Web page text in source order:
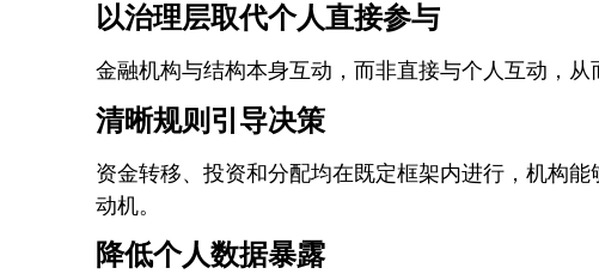
以治理层取代个人直接参与
金融机构与结构本身互动，而非直接与个人互动，从
清晰规则引导决策
资金转移、投资和分配均在既定框架内进行，机构
动机。
降低个人数据暴露